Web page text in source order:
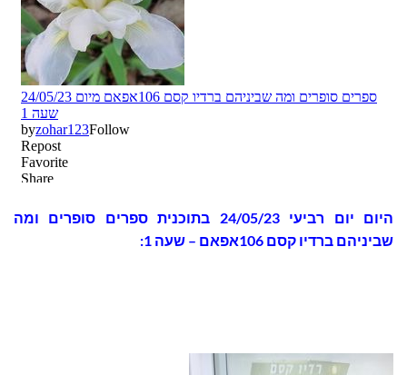
היום יום רביעי 24/05/23 בתוכנית
ספרים סופרים ומה
שביניהם ברדיו קסם 106אפאם – שעה 1: